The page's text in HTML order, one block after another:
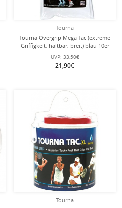
Tourna
Tourna Overgrip Mega Tac (extreme
Griffigkeit, haltbar, breit) blau 10er
UVP: 33,50€
21,90€
Tourna